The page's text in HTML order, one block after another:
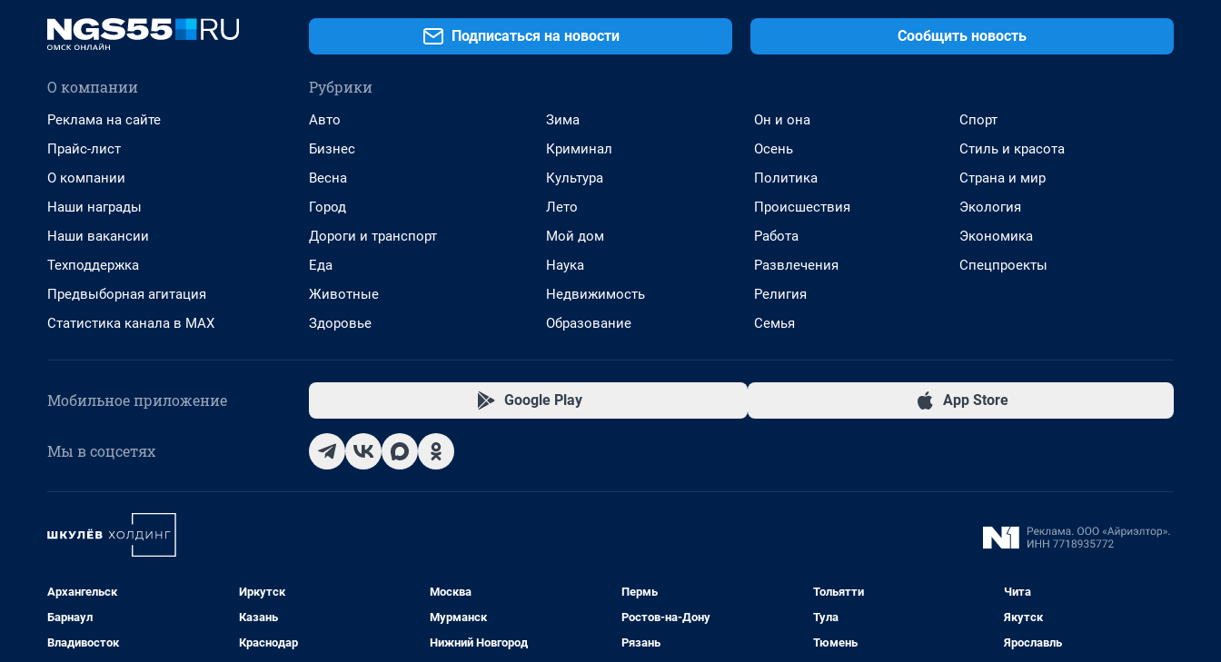
Подписаться на новости Сообщить новость
О компании
Реклама на сайте
Прайс-лист
О компании
Наши награды
Наши вакансии
Техподдержка
Предвыборная агитация
Статистика канала в MAX
Рубрики
Авто
Бизнес
Весна
Город
Дороги и транспорт
Еда
Животные
Здоровье
Зима
Криминал
Культура
Лето
Мой дом
Наука
Недвижимость
Образование
Он и она
Осень
Политика
Происшествия
Работа
Развлечения
Религия
Семья
Спорт
Стиль и красота
Страна и мир
Экология
Экономика
Спецпроекты
Мобильное приложение Google Play App Store
Мы в соцсетях
Архангельск
Барнаул
Владивосток
Иркутск
Казань
Краснодар
Москва
Мурманск
Нижний Новгород
Пермь
Ростов-на-Дону
Рязань
Тольятти
Тула
Тюмень
Чита
Якутск
Ярославль